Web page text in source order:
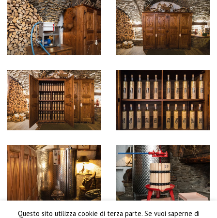
Questo sito utilizza cookie di terza parte. Se vuoi saperne di